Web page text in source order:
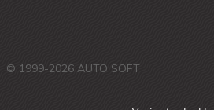
© 1999-2026 AUTO SOFT